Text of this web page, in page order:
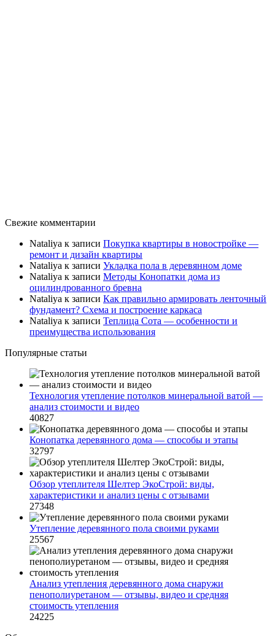
Свежие комментарии
Nataliya к записи Покупка квартиры в новостройке —
ремонт и дизайн квартиры
Nataliya к записи Укладка пола в деревянном доме
Nataliya к записи Методы Конопатки дома из
оцилиндрованного бревна
Nataliya к записи Как правильно армировать ленточный
фундамент? Схема и построение каркаса
Nataliya к записи Теплица Сота — особенности и
преимущества использования
Популярные статьи
Технология утепление потолков минеральной ватой —
анализ стоимости и видео
40827
Конопатка деревянного дома — способы и этапы
32797
Обзор утеплителя Шелтер ЭкоСтрой: виды,
характеристики и анализ цены с отзывами
27348
Утепление деревянного пола своими руками
25567
Анализ утепления деревянного дома снаружи
пенополиуретаном — отзывы, видео и средняя
стоимость утепления
24225